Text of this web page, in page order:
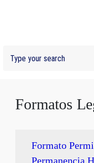
Formatos
Formato
Permanencia